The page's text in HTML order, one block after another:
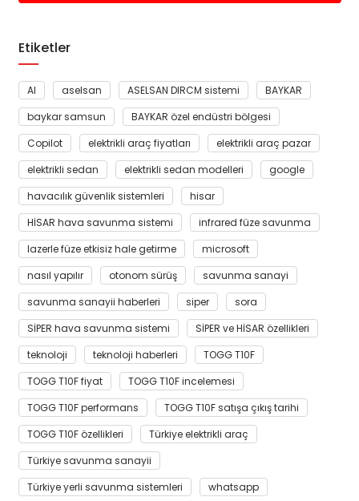
Etiketler
AI aselsan ASELSAN DIRCM sistemi
BAYKAR
baykar samsun
BAYKAR özel endüstri bölgesi
Copilot
elektrikli araç fiyatları
elektrikli araç pazar
elektrikli sedan
elektrikli sedan modelleri
google
havacılık güvenlik sistemleri
hisar
HİSAR hava savunma sistemi
infrared füze savunma
lazerle füze etkisiz hale getirme
microsoft
nasıl yapılır
otonom sürüş
savunma sanayi
savunma sanayii haberleri
siper
sora
SİPER hava savunma sistemi
SİPER ve HİSAR özellikleri
teknoloji
teknoloji haberleri
TOGG T10F
TOGG T10F fiyat
TOGG T10F incelemesi
TOGG T10F performans
TOGG T10F satışa çıkış tarihi
TOGG T10F özellikleri
Türkiye elektrikli araç
Türkiye savunma sanayii
Türkiye yerli savunma sistemleri
whatsapp